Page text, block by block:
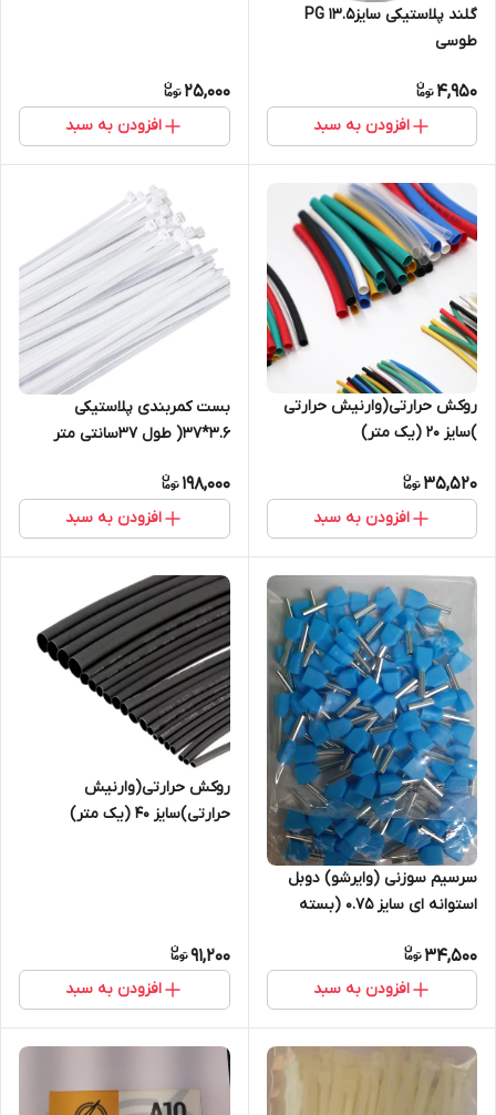
گلند پلاستیکی سایزPG 13.5
طوسی
4,950
افزودن به سبد
25,000
افزودن به سبد
روکش حرارتی(وارنیش حرارتی
)سایز ۲۰ (یک متر)
35,520
افزودن به سبد
بست کمربندی پلاستیکی
3.6*37( طول 37سانتی متر
سفید چینی
198,000
افزودن به سبد
سرسیم سوزنی (وایرشو) دوبل
استوانه ای سایز 0.75 (بسته
34,500
افزودن به سبد
روکش حرارتی(وارنیش
حرارتی)سایز ۴۰ (یک متر)
91,200
افزودن به سبد